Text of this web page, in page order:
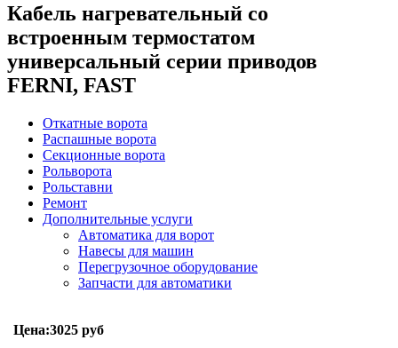
Кабель нагревательный со
встроенным термостатом
универсальный серии приводов
FERNI, FAST
Откатные ворота
Распашные ворота
Секционные ворота
Рольворота
Рольставни
Ремонт
Дополнительные услуги
Автоматика для ворот
Навесы для машин
Перегрузочное оборудование
Запчасти для автоматики
Цена:3025 руб